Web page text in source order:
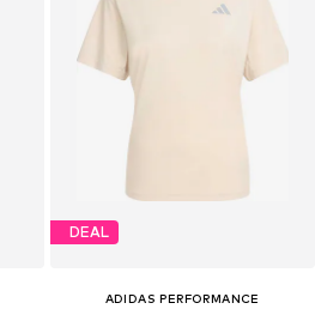
DEAL
ADIDAS PERFORMANCE